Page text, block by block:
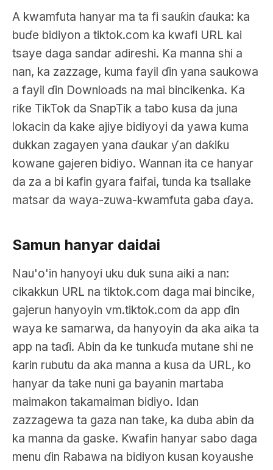
A kwamfuta hanyar ma ta fi sauƙin ɗauka: ka
buɗe bidiyon a tiktok.com ka kwafi URL kai
tsaye daga sandar adireshi. Ka manna shi a
nan, ka zazzage, kuma fayil ɗin yana saukowa
a fayil ɗin Downloads na mai bincikenka. Ka
riƙe TikTok da SnapTik a tabo kusa da juna
lokacin da kake ajiye bidiyoyi da yawa kuma
dukkan zagayen yana ɗaukar ƴan daƙiƙu
kowane gajeren bidiyo. Wannan ita ce hanyar
da za a bi kafin gyara faifai, tunda ka tsallake
matsar da waya-zuwa-kwamfuta gaba ɗaya.
Samun hanyar daidai
Nau'o'in hanyoyi uku duk suna aiki a nan:
cikakkun URL na tiktok.com daga mai bincike,
gajerun hanyoyin vm.tiktok.com da app ɗin
waya ke samarwa, da hanyoyin da aka aika ta
app na taɗi. Abin da ke tunkuɗa mutane shi ne
ƙarin rubutu da aka manna a kusa da URL, ko
hanyar da take nuni ga bayanin martaba
maimakon takamaiman bidiyo. Idan
zazzagewa ta gaza nan take, ka duba abin da
ka manna da gaske. Kwafin hanyar sabo daga
menu ɗin Rabawa na bidiyon kusan koyaushe